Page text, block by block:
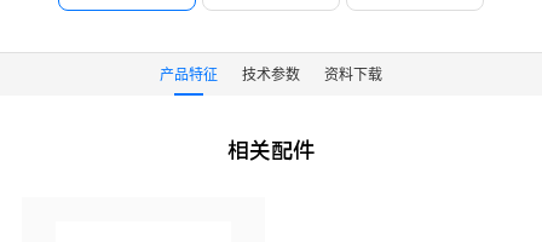
产品特征 技术参数 资料下载
相关配件